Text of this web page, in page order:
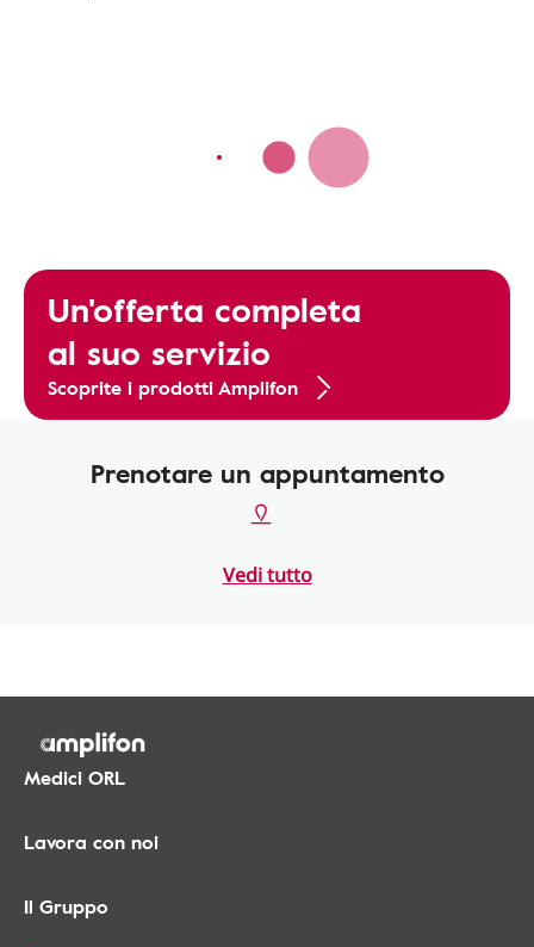
Un'offerta completa
al suo servizio
Scoprite i prodotti Amplifon
Prenotare un appuntamento
Vedi tutto
Medici ORL
Lavora con noi
Il Gruppo